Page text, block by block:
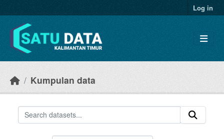
Log in
Kumpulan data